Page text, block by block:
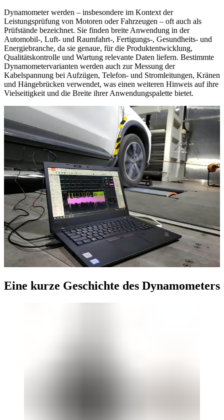
Dynamometer werden – insbesondere im Kontext der
Leistungsprüfung von Motoren oder Fahrzeugen – oft auch als
Prüfstände bezeichnet. Sie finden breite Anwendung in der
Automobil-, Luft- und Raumfahrt-, Fertigungs-, Gesundheits- und
Energiebranche, da sie genaue, für die Produktentwicklung,
Qualitätskontrolle und Wartung relevante Daten liefern. Bestimmte
Dynamometervarianten werden auch zur Messung der
Kabelspannung bei Aufzügen, Telefon- und Stromleitungen, Kränen
und Hängebrücken verwendet, was einen weiteren Hinweis auf ihre
Vielseitigkeit und die Breite ihrer Anwendungspalette bietet.
Eine kurze Geschichte des Dynamometers